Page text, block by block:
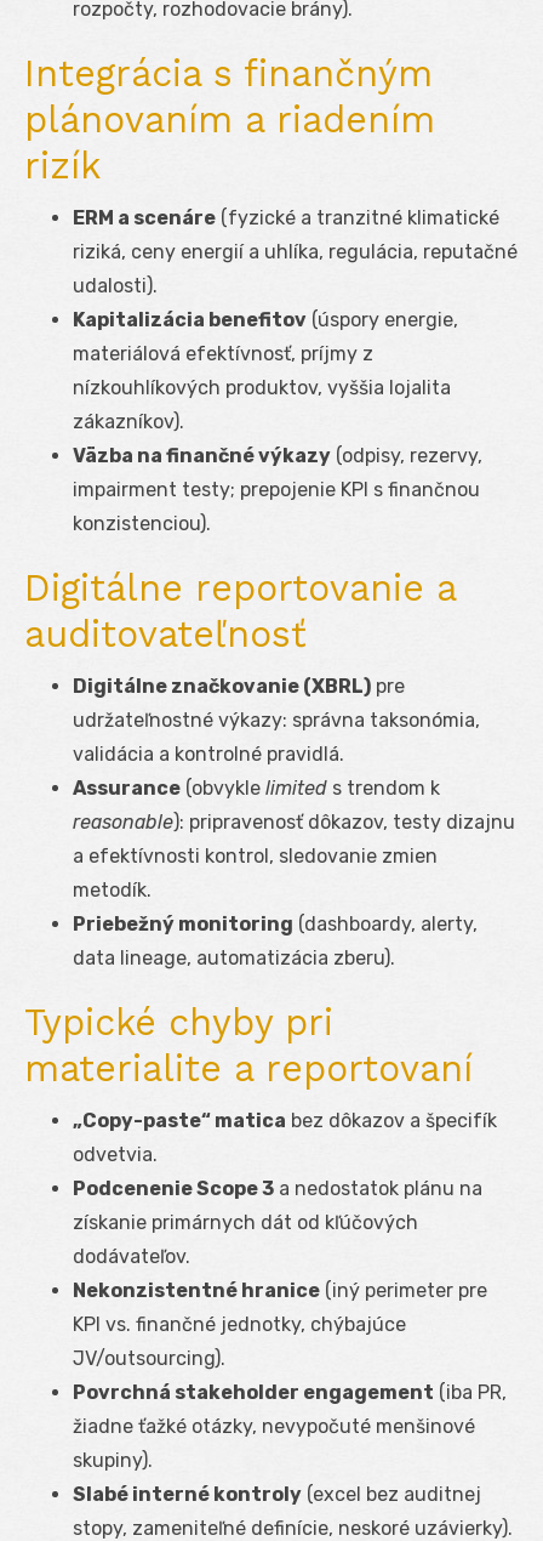
rozpočty, rozhodovacie brány).
Integrácia s finančným
plánovaním a riadením
rizík
ERM a scenáre (fyzické a tranzitné klimatické
riziká, ceny energií a uhlíka, regulácia, reputačné
udalosti).
Kapitalizácia benefitov (úspory energie,
materiálová efektívnosť, príjmy z
nízkouhlíkových produktov, vyššia lojalita
zákazníkov).
Väzba na finančné výkazy (odpisy, rezervy,
impairment testy; prepojenie KPI s finančnou
konzistenciou).
Digitálne reportovanie a
auditovateľnosť
Digitálne značkovanie (XBRL) pre
udržateľnostné výkazy: správna taksonómia,
validácia a kontrolné pravidlá.
Assurance (obvykle limited s trendom k
reasonable): pripravenosť dôkazov, testy dizajnu
a efektívnosti kontrol, sledovanie zmien
metodík.
Priebežný monitoring (dashboardy, alerty,
data lineage, automatizácia zberu).
Typické chyby pri
materialite a reportovaní
„Copy-paste“ matica bez dôkazov a špecifík
odvetvia.
Podcenenie Scope 3 a nedostatok plánu na
získanie primárnych dát od kľúčových
dodávateľov.
Nekonzistentné hranice (iný perimeter pre
KPI vs. finančné jednotky, chýbajúce
JV/outsourcing).
Povrchná stakeholder engagement (iba PR,
žiadne ťažké otázky, nevypočuté menšinové
skupiny).
Slabé interné kontroly (excel bez auditnej
stopy, zameniteľné definície, neskoré uzávierky).